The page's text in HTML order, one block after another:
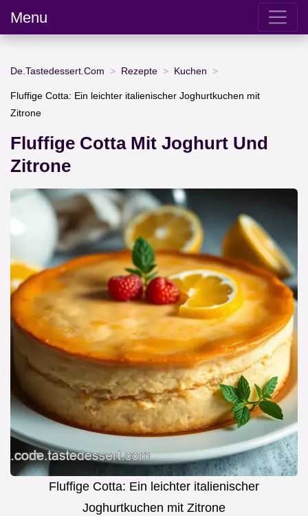
Menu
De.Tastedessert.Com Rezepte Kuchen
Fluffige Cotta: Ein leichter italienischer Joghurtkuchen mit
Zitrone
Fluffige Cotta Mit Joghurt Und
Zitrone
Fluffige Cotta: Ein leichter italienischer
Joghurtkuchen mit Zitrone